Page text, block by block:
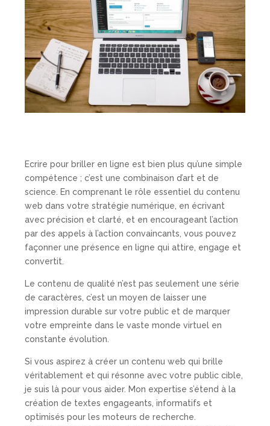
Ecrire pour briller en ligne est bien plus qu’une simple
compétence ; c’est une combinaison d’art et de
science. En comprenant le rôle essentiel du contenu
web dans votre stratégie numérique, en écrivant
avec précision et clarté, et en encourageant l’action
par des appels à l’action convaincants, vous pouvez
façonner une présence en ligne qui attire, engage et
convertit.
Le contenu de qualité n’est pas seulement une série
de caractères, c’est un moyen de laisser une
impression durable sur votre public et de marquer
votre empreinte dans le vaste monde virtuel en
constante évolution.
Si vous aspirez à créer un contenu web qui brille
véritablement et qui résonne avec votre public cible,
je suis là pour vous aider. Mon expertise s’étend à la
création de textes engageants, informatifs et
optimisés pour les moteurs de recherche.